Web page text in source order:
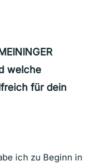
welche
für dein
ich zu Beginn in